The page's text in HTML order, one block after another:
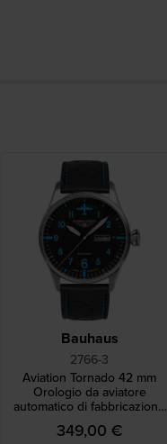
Bauhaus
2766-3
Aviation Tornado 42 mm
Orologio da aviatore
automatico di fabbricazione
tedesca con day-date
349,00 €